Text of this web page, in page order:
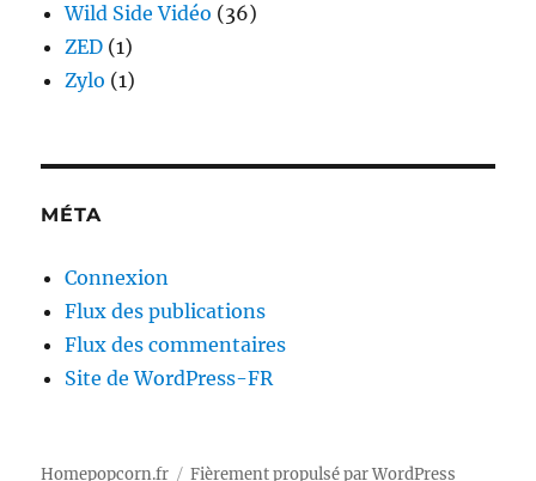
Wild Side Vidéo (36)
ZED (1)
Zylo (1)
MÉTA
Connexion
Flux des publications
Flux des commentaires
Site de WordPress-FR
Homepopcorn.fr Fièrement propulsé par WordPress